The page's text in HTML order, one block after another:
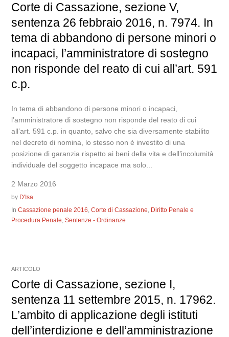
Corte di Cassazione, sezione V,
sentenza 26 febbraio 2016, n. 7974. In
tema di abbandono di persone minori o
incapaci, l’amministratore di sostegno
non risponde del reato di cui all’art. 591
c.p.
In tema di abbandono di persone minori o incapaci,
l’amministratore di sostegno non risponde del reato di cui
all’art. 591 c.p. in quanto, salvo che sia diversamente stabilito
nel decreto di nomina, lo stesso non è investito di una
posizione di garanzia rispetto ai beni della vita e dell’incolumità
individuale del soggetto incapace ma solo...
2 Marzo 2016
by D'Isa
InCassazione penale 2016,Corte di Cassazione, Diritto Penale e
Procedura Penale,Sentenze - Ordinanze
ARTICOLO
Corte di Cassazione, sezione I,
sentenza 11 settembre 2015, n. 17962.
L’ambito di applicazione degli istituti
dell’interdizione e dell’amministrazione